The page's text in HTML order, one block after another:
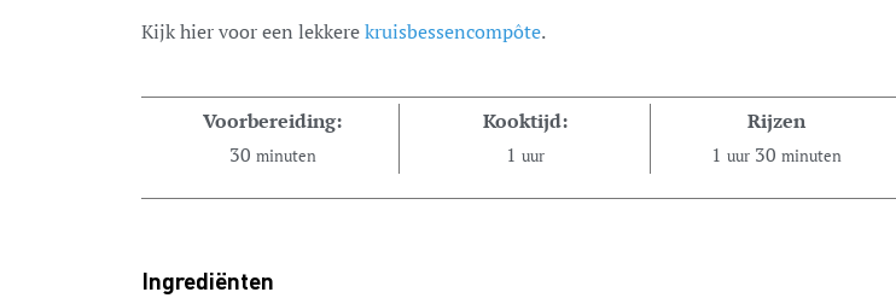
Kijk hier voor een lekkerekruisbessencompôte.
Voorbereiding:
30 minuten
Kooktijd:
1 uur
Rijzen
1 uur 30 minuten
Ingrediënten